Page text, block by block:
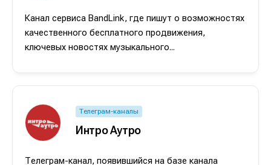
Написание
Исполнение
Написание
Исполнение
Канал сервиса BandLink, где пишут о возможностях
качественного бесплатного продвижения,
ключевых новостях музыкального...
Телеграм-каналы
Интро Аутро
Телеграм-канал, появившийся на базе канала